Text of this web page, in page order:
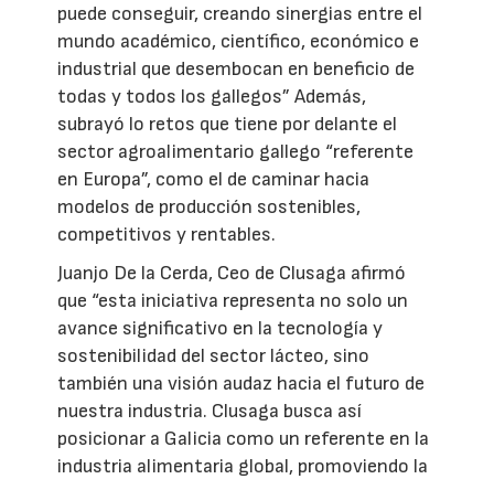
puede conseguir, creando sinergias entre el
mundo académico, científico, económico e
industrial que desembocan en beneficio de
todas y todos los gallegos” Además,
subrayó lo retos que tiene por delante el
sector agroalimentario gallego “referente
en Europa”, como el de caminar hacia
modelos de producción sostenibles,
competitivos y rentables.
Juanjo De la Cerda, Ceo de Clusaga afirmó
que “esta iniciativa representa no solo un
avance significativo en la tecnología y
sostenibilidad del sector lácteo, sino
también una visión audaz hacia el futuro de
nuestra industria. Clusaga busca así
posicionar a Galicia como un referente en la
industria alimentaria global, promoviendo la